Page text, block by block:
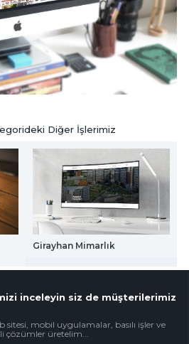
Premium Web Siteleri
Sonraki Ürün
Diğer İşlerimiz
Girayhan Mimarlık
inceleyin siz de müşterilerimiz
sitesi, mobil uygulamalar, basılı işler ve
çözümler üretelim...